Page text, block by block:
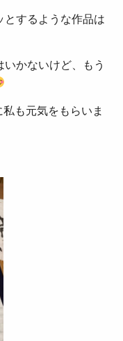
とするような作品は
いかないけど、もう
も元気をもらいま